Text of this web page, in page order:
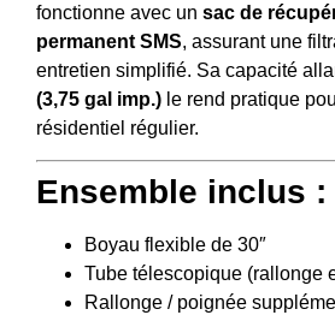
fonctionne avec un sac de
permanent SMS, assurant une
entretien simplifié. Sa capacité
(3,75 gal imp.) le rend pratique
résidentiel régulier.
Ensemble inclus :
Boyau flexible de 30″
Tube télescopique (rallonge
Rallonge / poignée